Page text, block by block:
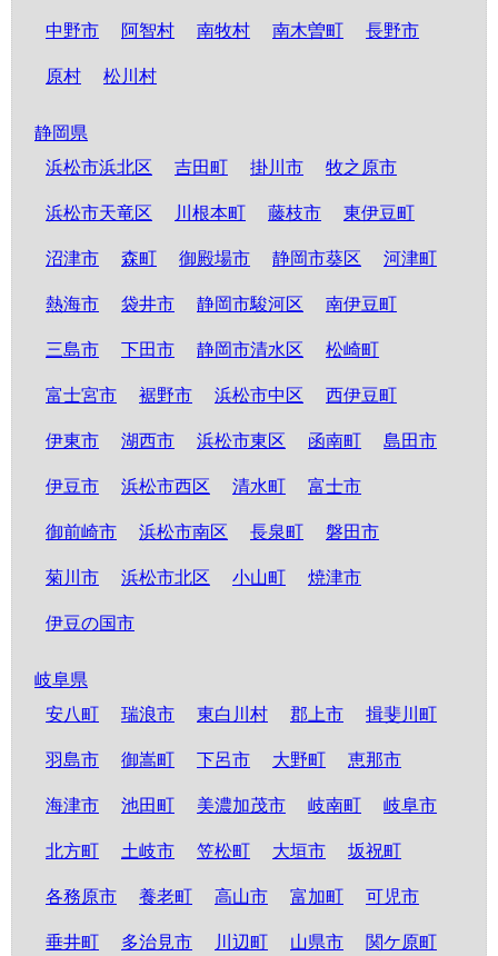
中野市 阿智村 南牧村 南木曽町 長野市
原村 松川村
静岡県
浜松市浜北区
吉田町 掛川市 牧之原市
浜松市天竜区 川根本町 藤枝市 東伊豆町
沼津市 森町 御殿場市 静岡市葵区 河津町
熱海市 袋井市 静岡市駿河区 南伊豆町
三島市 下田市 静岡市清水区 松崎町
富士宮市 裾野市 浜松市中区 西伊豆町
伊東市 湖西市 浜松市東区 函南町 島田市
伊豆市 浜松市西区 清水町 富士市
御前崎市 浜松市南区 長泉町 磐田市
菊川市 浜松市北区 小山町 焼津市
伊豆の国市
岐阜県
安八町
瑞浪市 東白川村 郡上市 揖斐川町
羽島市 御嵩町 下呂市 大野町 恵那市
海津市 池田町 美濃加茂市 岐南町 岐阜市
北方町 土岐市 笠松町 大垣市 坂祝町
各務原市 養老町 高山市 富加町 可児市
垂井町 多治見市 川辺町 山県市 関ケ原町